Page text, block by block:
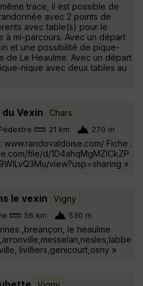
trace, il est possible de
avec 2 points de
avec table(s) pour le
à mi-parcours. Avec un départ
et une possibilité de pique-
de Le Heaulme. Avec un départ
nique avec deux tables au
Vexin Chars
21 km 270 m
www.randovaldoise.com/ Fiche :
file/d/1D4ahqMgMZlCkZP
view?usp=sharing »
le vexin Vigny
56 km 530 m
,breançon, le heaulme
livilliers,genicourt,osny »